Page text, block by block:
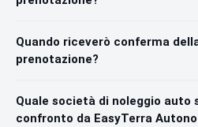
Quando riceverò conferma
prenotazione?
Quale società di noleggio auto
confronto da EasyTerra